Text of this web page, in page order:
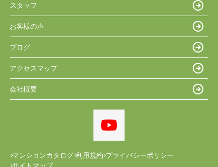
スタッフ
お客様の声
ブログ
アクセスマップ
会社概要
マンションカタログ 利用規約 プライバシーポリシー